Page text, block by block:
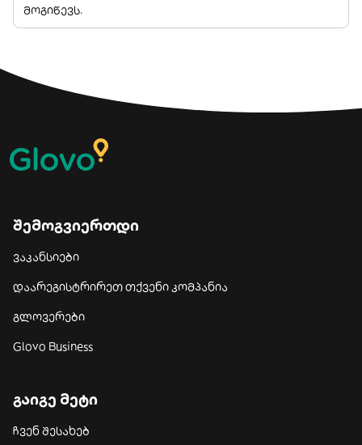
მოგიწევს.
შემოგვიერთდი
ვაკანსიები
დაარეგისტრირეთ თქვენი კომპანია
გლოვერები
Glovo Business
გაიგე მეტი
ჩვენ შესახებ